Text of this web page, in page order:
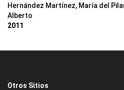
Hernández Martínez, María del
Alberto
2011
Otros Sitios